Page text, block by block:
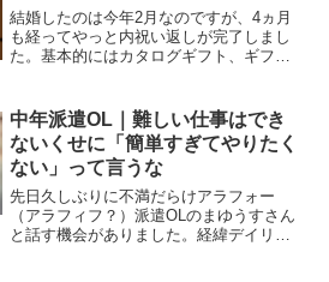
結婚したのは今年2月なのですが、4ヵ月
も経ってやっと内祝い返しが完了しまし
た。基本的にはカタログギフト、ギフト
る機会が多い伯父伯母には旅行券をあげ
たいと思っていて。しか...
中年派遣OL｜難しい仕事はでき
ないくせに「簡単すぎてやりたく
ない」って言うな
先日久しぶりに不満だらけアラフォー
（アラフィフ？）派遣OLのまゆうすさん
と話す機会がありました。経緯デイリー